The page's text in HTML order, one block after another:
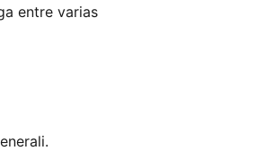
entre varias